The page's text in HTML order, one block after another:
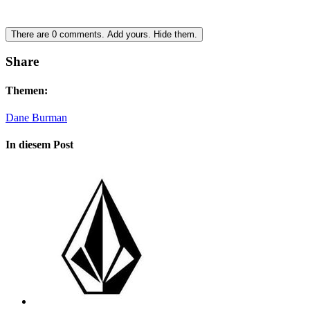
There are 0 comments. Add yours. Hide them.
Share
Themen:
Dane Burman
In diesem Post